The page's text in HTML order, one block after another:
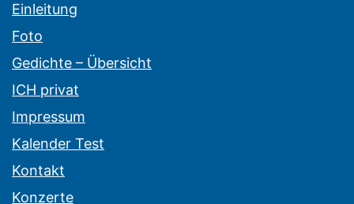
Einleitung
Foto
Gedichte – Übersicht
ICH privat
Impressum
Kalender Test
Kontakt
Konzerte